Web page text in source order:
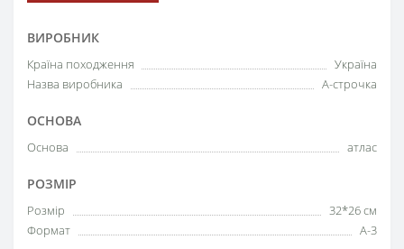
ВИРОБНИК
Країна походження
Україна
Назва виробника
А-строчка
ОСНОВА
Основа атлас
РОЗМІР
Розмір
32*26 см
Формат
А-3